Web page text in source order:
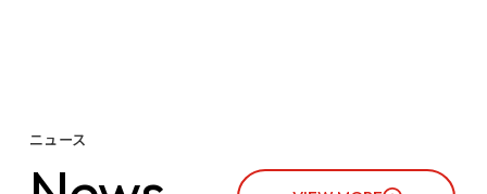
ニュース